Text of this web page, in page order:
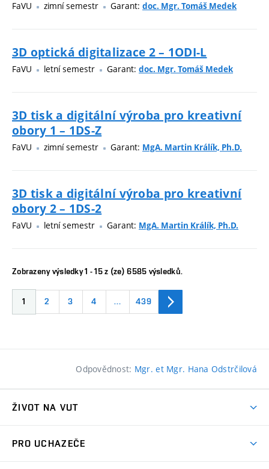
FaVU zimní semestr Garant: doc. Mgr. Tomáš Medek
3D optická digitalizace 2 – 1ODI-L
FaVU letní semestr Garant: doc. Mgr. Tomáš Medek
3D tisk a digitální výroba pro kreativní
obory 1 – 1DS-Z
FaVU zimní semestr Garant: MgA. Martin Králík, Ph.D.
3D tisk a digitální výroba pro kreativní
obory 2 – 1DS-2
FaVU letní semestr Garant: MgA. Martin Králík, Ph.D.
Zobrazeny výsledky 1 - 15 z (ze) 6585 výsledků.
1 2 3 4 … 439
Odpovědnost: Mgr. et Mgr. Hana Odstrčilová
ŽIVOT NA VUT
PRO UCHAZEČE